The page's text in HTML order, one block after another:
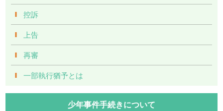
控訴
上告
再審
一部執行猶予とは
少年事件手続きについて